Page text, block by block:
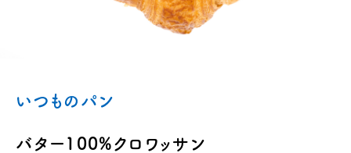
いつものパン
バター100%クロワッサン